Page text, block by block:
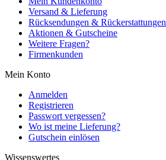
Versand & Lieferung
Rücksendungen & Rückerstattungen
Aktionen & Gutscheine
Weitere Fragen?
Firmenkunden
Mein Konto
Anmelden
Registrieren
Passwort vergessen?
Wo ist meine Lieferung?
Gutschein einlösen
Wissenswertes